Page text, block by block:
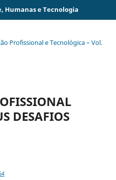
Humanas e Tecnologia
Profissional e Tecnológica – Vol.
DESAFIOS